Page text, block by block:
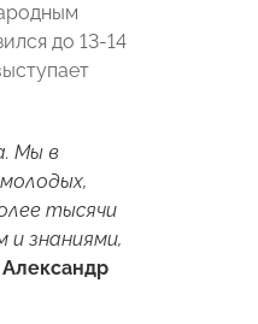
до 13-14
Мы в
тысячи
и знаниями,
Александр